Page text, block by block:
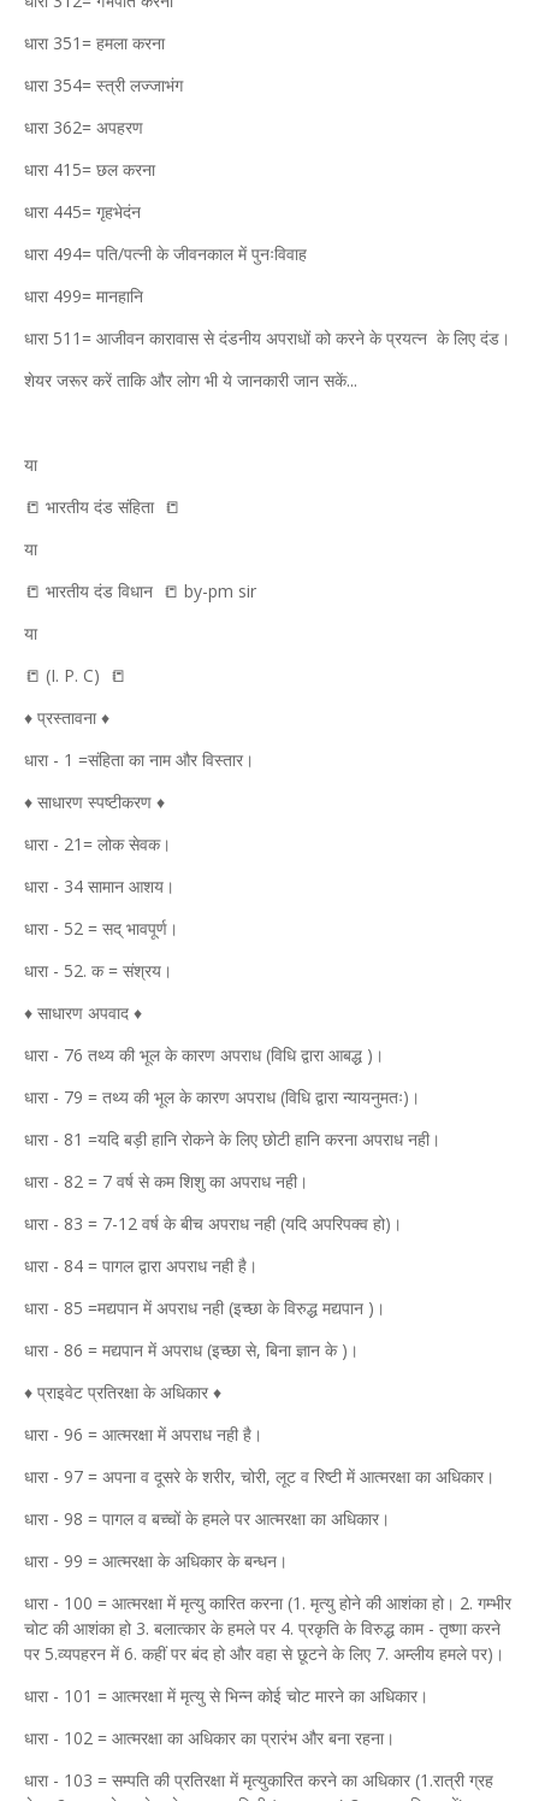
धारा 351= हमला करना
धारा 354= स्त्री लज्जाभंग
धारा 362= अपहरण
धारा 415= छल करना
धारा 445= गृहभेदंन
धारा 494= पति/पत्नी के जीवनकाल में पुनःविवाह
धारा 499= मानहानि
धारा 511= आजीवन कारावास से दंडनीय अपराधों को करने के प्रयत्न के लिए दंड।
शेयर जरूर करें ताकि और लोग भी ये जानकारी जान सकें...
या
📒 भारतीय दंड संहिता 📒
या
📒 भारतीय दंड विधान 📒 by-pm sir
या
📒 (I. P. C) 📒
♦ प्रस्तावना ♦
धारा - 1 =संहिता का नाम और विस्तार।
♦ साधारण स्पष्टीकरण ♦
धारा - 21= लोक सेवक।
धारा - 34 सामान आशय।
धारा - 52 = सद् भावपूर्ण।
धारा - 52. क = संश्रय।
♦ साधारण अपवाद ♦
धारा - 76 तथ्य की भूल के कारण अपराध (विधि द्वारा आबद्ध )।
धारा - 79 = तथ्य की भूल के कारण अपराध (विधि द्वारा न्यायनुमतः)।
धारा - 81 =यदि बड़ी हानि रोकने के लिए छोटी हानि करना अपराध नही।
धारा - 82 = 7 वर्ष से कम शिशु का अपराध नही।
धारा - 83 = 7-12 वर्ष के बीच अपराध नही (यदि अपरिपक्व हो)।
धारा - 84 = पागल द्वारा अपराध नही है।
धारा - 85 =मद्यपान में अपराध नही (इच्छा के विरुद्ध मद्यपान )।
धारा - 86 = मद्यपान में अपराध (इच्छा से, बिना ज्ञान के )।
♦ प्राइवेट प्रतिरक्षा के अधिकार ♦
धारा - 96 = आत्मरक्षा में अपराध नही है।
धारा - 97 = अपना व दूसरे के शरीर, चोरी, लूट व रिष्टी में आत्मरक्षा का अधिकार।
धारा - 98 = पागल व बच्चों के हमले पर आत्मरक्षा का अधिकार।
धारा - 99 = आत्मरक्षा के अधिकार के बन्धन।
धारा - 100 = आत्मरक्षा में मृत्यु कारित करना (1. मृत्यु होने की आशंका हो। 2. गम्भीर
चोट की आशंका हो 3. बलात्कार के हमले पर 4. प्रकृति के विरुद्ध काम - तृष्णा करने
पर 5.व्यपहरन में 6. कहीं पर बंद हो और वहा से छूटने के लिए 7. अम्लीय हमले पर)।
धारा - 101 = आत्मरक्षा में मृत्यु से भिन्न कोई चोट मारने का अधिकार।
धारा - 102 = आत्मरक्षा का अधिकार का प्रारंभ और बना रहना।
धारा - 103 = सम्पति की प्रतिरक्षा में मृत्युकारित करने का अधिकार (1.रात्री ग्रह